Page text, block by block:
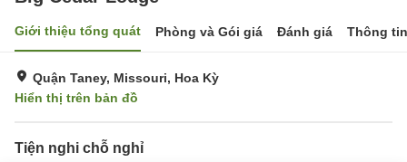
Giới thiệu tổng quát Phòng và Gói giá Đánh giá Thông
Quận Taney, Missouri, Hoa Kỳ
Hiển thị trên bản đồ
Tiện nghi chỗ nghỉ